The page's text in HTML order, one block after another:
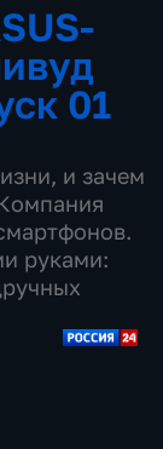
01
и зачем
руками: